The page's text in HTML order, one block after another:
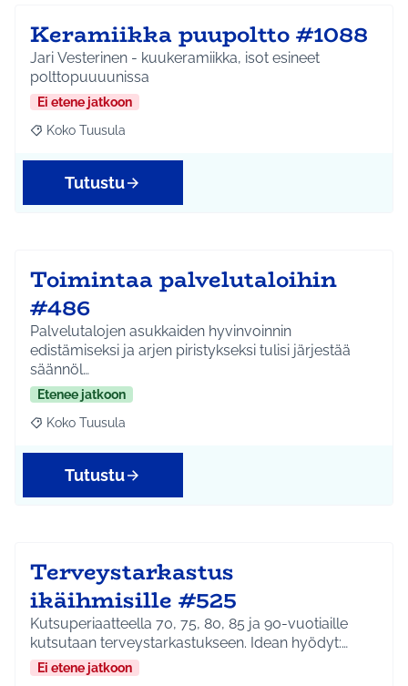
Keramiikka puupoltto #1088
Jari Vesterinen - kuukeramiikka, isot esineet
polttopuuuunissa
Ei etene jatkoon
Rajaa tulokset aihepiirin mukaan: Koko Tuusula
Koko Tuusula
Tutustu
Toimintaa palvelutaloihin
#486
Palvelutalojen asukkaiden hyvinvoinnin
edistämiseksi ja arjen piristykseksi tulisi järjestää
säännöl…
Etenee jatkoon
Rajaa tulokset aihepiirin mukaan: Koko Tuusula
Koko Tuusula
Tutustu
Terveystarkastus
ikäihmisille #525
Kutsuperiaatteella 70, 75, 80, 85 ja 90-vuotiaille
kutsutaan terveystarkastukseen. Idean hyödyt:…
Ei etene jatkoon